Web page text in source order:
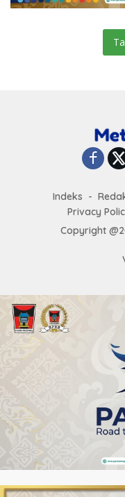
Indeks
Privacy
Copyright